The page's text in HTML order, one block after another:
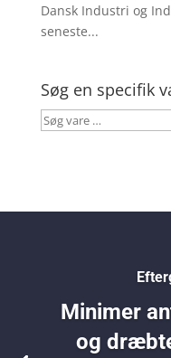
Dansk Industri og
seneste...
Søg en specifik
Søg
Minimer
og